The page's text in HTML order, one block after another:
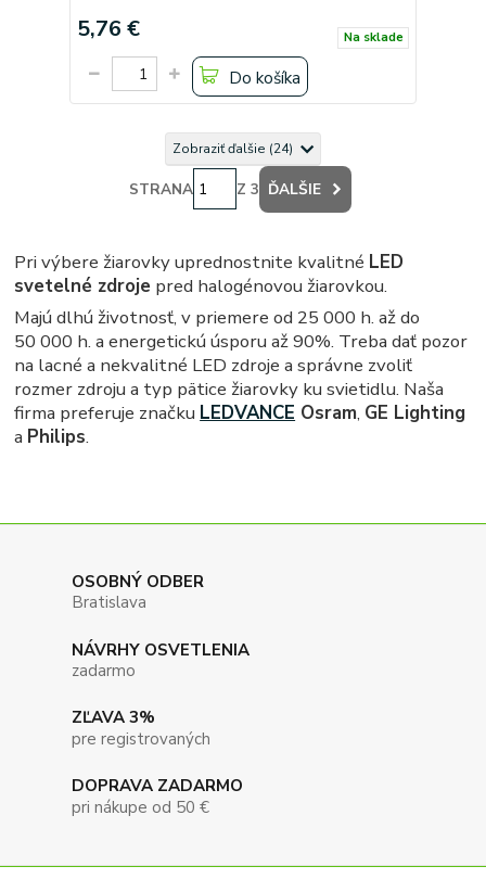
5,76 € Na sklade
Do košíka
Zobraziť ďalšie (24)
STRANA Z 3 ĎALŠIE
Pri výbere žiarovky uprednostnite kvalitné LED
svetelné zdroje pred halogénovou žiarovkou.
Majú dlhú životnosť, v priemere od 25 000 h. až do
50 000 h. a energetickú úsporu až 90%. Treba dať pozor
na lacné a nekvalitné LED zdroje a správne zvoliť
rozmer zdroju a typ pätice žiarovky ku svietidlu. Naša
firma preferuje značku LEDVANCE Osram, GE Lighting
a Philips.
OSOBNÝ ODBER
Bratislava
NÁVRHY OSVETLENIA
zadarmo
ZĽAVA 3%
pre registrovaných
DOPRAVA ZADARMO
pri nákupe od 50 €